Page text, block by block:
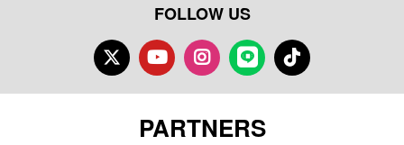
FOLLOW US
TwitterYoutubeInstagram
LINE TikTok
PARTNERS